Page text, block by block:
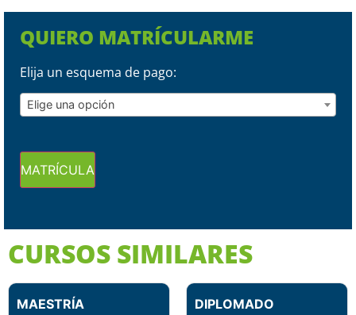
QUIERO MATRÍCULARME
Elija un esquema de pago:
Elige una opción
MATRÍCULA
CURSOS SIMILARES
MAESTRÍA DIPLOMADO